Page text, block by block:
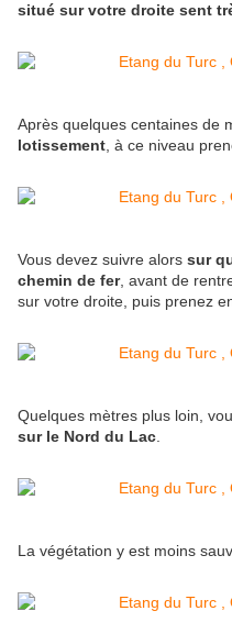
situé sur votre droite sent
Après quelques centaines de
lotissement , à ce niveau
Vous devez suivre alors sur
chemin de fer, avant de
sur votre droite, puis prenez
Quelques mètres plus loin,
sur le Nord du Lac
La végétation y est moins